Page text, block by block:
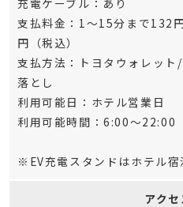
支払料金：1～15分まで132
円（税込）
支払方法：トヨタウォレッ
落とし
利用可能日：ホテル営業日
利用可能時間：6:00～22:00
※EV充電スタンドはホテル宿
アク